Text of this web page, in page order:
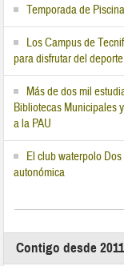
Temporada de
Los Campus de
para disfrutar del
Más de dos mil
Bibliotecas Municipales
a la PAU
El club waterpolo
autonómica
Contigo desde 2011